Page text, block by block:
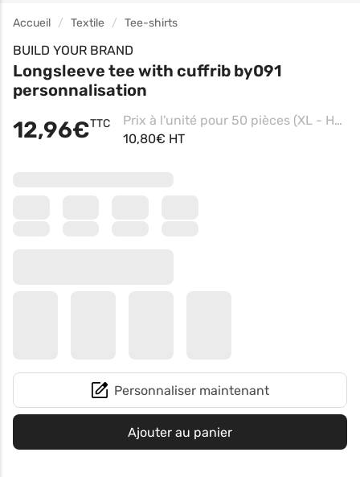
Accueil Textile Tee-shirts
BUILD YOUR BRAND
Longsleeve tee with cuffrib by091
personnalisation
12,96€TTC
Prix à l'unité pour 50 pièces (XL - Heather Grey, Impression coeur)
10,80€ HT
Personnaliser maintenant
Ajouter au panier